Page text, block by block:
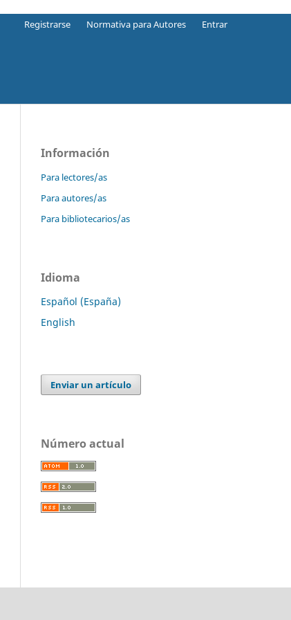
Registrarse Normativa para Autores Entrar
Información
Para lectores/as
Para autores/as
Para bibliotecarios/as
Idioma
Español (España)
English
Enviar un artículo
Número actual